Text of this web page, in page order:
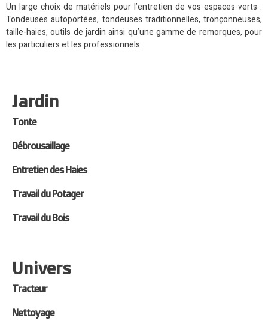
Un large choix de matériels pour l’entretien de vos espaces verts :
Tondeuses autoportées, tondeuses traditionnelles, tronçonneuses,
taille-haies, outils de jardin ainsi qu’une gamme de remorques, pour
les particuliers et les professionnels.
Jardin
Tonte
Débrousaillage
Entretien des Haies
Travail du Potager
Travail du Bois
Univers
Tracteur
Nettoyage